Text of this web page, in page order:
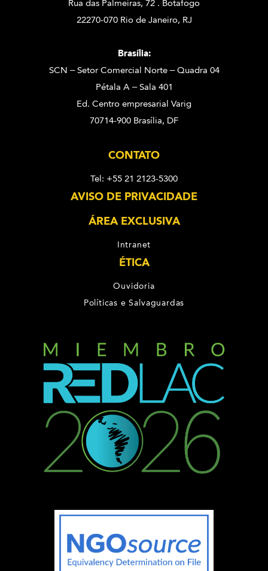
Rua das Palmeiras, 72 . Botafogo
22270-070 Rio de Janeiro, RJ
Brasília:
SCN – Setor Comercial Norte – Quadra 04
Pétala A – Sala 401
Ed. Centro empresarial Varig
70714-900 Brasília, DF
CONTATO
Tel: +55 21 2123-5300
AVISO DE PRIVACIDADE
ÁREA EXCLUSIVA
Intranet
ÉTICA
Ouvidoria
Políticas e Salvaguardas